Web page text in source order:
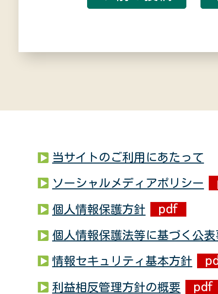
当サイトのご利用にあたって
ソーシャルメディアポリシー
個人情報保護方針
個人情報保護法等に基づく公
情報セキュリティ基本方針
利益相反管理方針の概要